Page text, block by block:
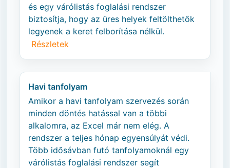
és egy várólistás foglalási rendszer
biztosítja, hogy az üres helyek feltölthetők
legyenek a keret felborítása nélkül.
Részletek
Havi tanfolyam
Amikor a havi tanfolyam szervezés során
minden döntés hatással van a többi
alkalomra, az Excel már nem elég. A
rendszer a teljes hónap egyensúlyát védi.
Több idősávban futó tanfolyamoknál egy
várólistás foglalási rendszer segít